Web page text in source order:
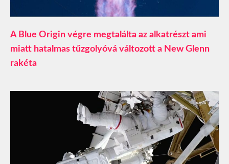
A Blue Origin végre megtalálta az alkatrészt ami
miatt hatalmas tűzgolyóvá változott a New Glenn
rakéta